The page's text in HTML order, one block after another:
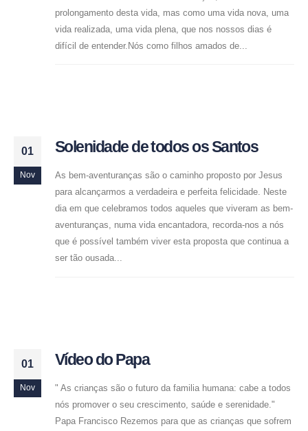
prolongamento desta vida, mas como uma vida nova, uma
vida realizada, uma vida plena, que nos nossos dias é
difícil de entender.Nós como filhos amados de...
01
Nov
Solenidade de todos os Santos
As bem-aventuranças são o caminho proposto por Jesus
para alcançarmos a verdadeira e perfeita felicidade. Neste
dia em que celebramos todos aqueles que viveram as bem-
aventuranças, numa vida encantadora, recorda-nos a nós
que é possível também viver esta proposta que continua a
ser tão ousada...
01
Nov
Vídeo do Papa
" As crianças são o futuro da familia humana: cabe a todos
nós promover o seu crescimento, saúde e serenidade."
Papa Francisco Rezemos para que as crianças que sofrem